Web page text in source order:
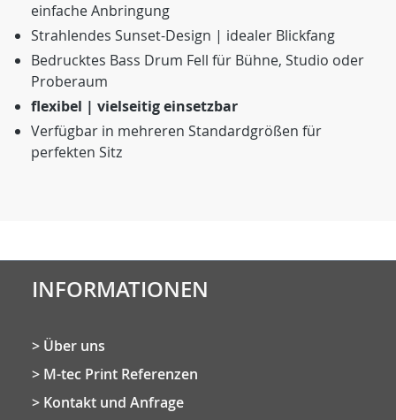
einfache Anbringung
Strahlendes Sunset-Design | idealer Blickfang
Bedrucktes Bass Drum Fell für Bühne, Studio oder
Proberaum
flexibel | vielseitig einsetzbar
Verfügbar in mehreren Standardgrößen für
perfekten Sitz
INFORMATIONEN
Über uns
M-tec Print Referenzen
Kontakt und Anfrage